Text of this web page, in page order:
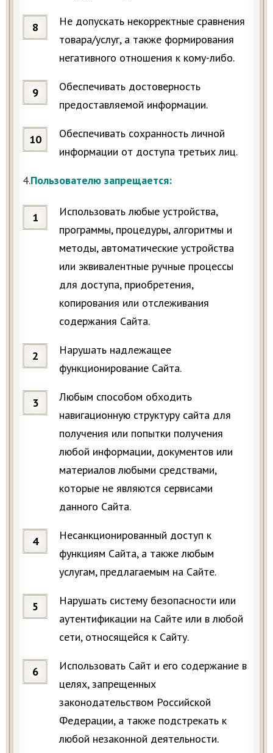
Не допускать некорректные сравнения
товара/услуг, а также формирования
негативного отношения к кому-либо.
Обеспечивать достоверность
предоставляемой информации.
Обеспечивать сохранность личной
информации от доступа третьих лиц.
4.Пользователю запрещается:
Использовать любые устройства,
программы, процедуры, алгоритмы и
методы, автоматические устройства
или эквивалентные ручные процессы
для доступа, приобретения,
копирования или отслеживания
содержания Сайта.
Нарушать надлежащее
функционирование Сайта.
Любым способом обходить
навигационную структуру сайта для
получения или попытки получения
любой информации, документов или
материалов любыми средствами,
которые не являются сервисами
данного Сайта.
Несанкционированный доступ к
функциям Сайта, а также любым
услугам, предлагаемым на Сайте.
Нарушать систему безопасности или
аутентификации на Сайте или в любой
сети, относящейся к Сайту.
Использовать Сайт и его содержание в
целях, запрещенных
законодательством Российской
Федерации, а также подстрекать к
любой незаконной деятельности.